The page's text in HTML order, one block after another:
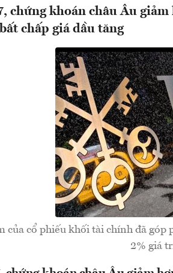
chứng khoán châu Âu
chấp giá dầu tăng
của cổ phiếu khối tài chính đã
2% giá